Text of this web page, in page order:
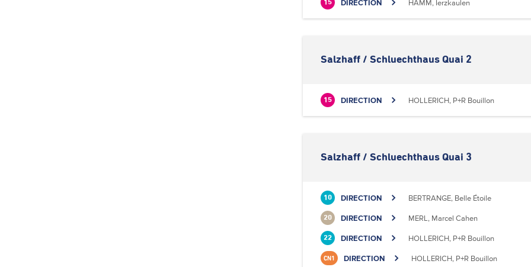
15 DIRECTION HAMM, Ierzkaulen
Salzhaff / Schluechthaus Quai 2
15 DIRECTION HOLLERICH, P+R Bouillon
Salzhaff / Schluechthaus Quai 3
10 DIRECTION BERTRANGE, Belle Étoile
20 DIRECTION MERL, Marcel Cahen
22 DIRECTION HOLLERICH, P+R Bouillon
CN1 DIRECTION HOLLERICH, P+R Bouillon